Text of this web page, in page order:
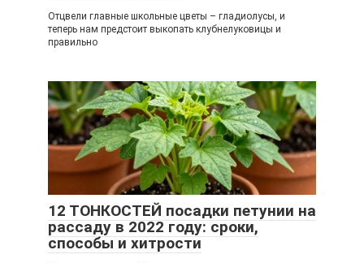
Отцвели главные школьные цветы – гладиолусы, и
теперь нам предстоит выкопать клубнелуковицы и
правильно
12 ТОНКОСТЕЙ посадки петунии на
рассаду в 2022 году: сроки,
способы и хитрости